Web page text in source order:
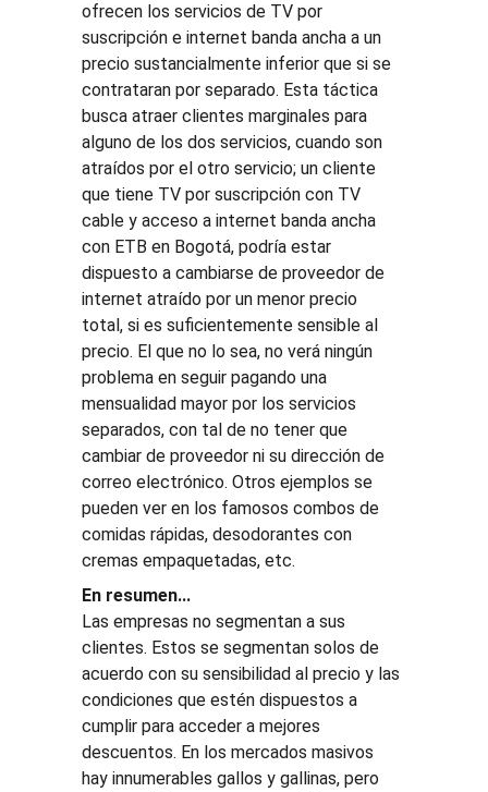
ofrecen los servicios de TV por
suscripción e internet banda ancha a un
precio sustancialmente inferior que si se
contrataran por separado. Esta táctica
busca atraer clientes marginales para
alguno de los dos servicios, cuando son
atraídos por el otro servicio; un cliente
que tiene TV por suscripción con TV
cable y acceso a internet banda ancha
con ETB en Bogotá, podría estar
dispuesto a cambiarse de proveedor de
internet atraído por un menor precio
total, si es suficientemente sensible al
precio. El que no lo sea, no verá ningún
problema en seguir pagando una
mensualidad mayor por los servicios
separados, con tal de no tener que
cambiar de proveedor ni su dirección de
correo electrónico. Otros ejemplos se
pueden ver en los famosos combos de
comidas rápidas, desodorantes con
cremas empaquetadas, etc.
En resumen...
Las empresas no segmentan a sus
clientes. Estos se segmentan solos de
acuerdo con su sensibilidad al precio y las
condiciones que estén dispuestos a
cumplir para acceder a mejores
descuentos. En los mercados masivos
hay innumerables gallos y gallinas, pero